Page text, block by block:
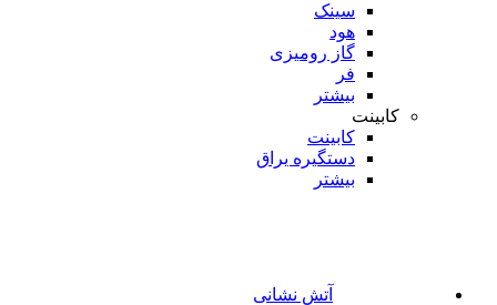
سینک
هود
گاز رومیزی
فر
بیشتر
کابینت
کابینت
دستگیره یراق
بیشتر
آتش نشانی